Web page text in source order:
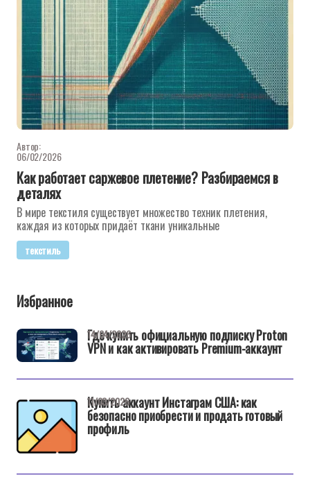
Автор:
06/02/2026
Как работает саржевое плетение? Разбираемся в
деталях
В мире текстиля существует множество техник плетения,
каждая из которых придаёт ткани уникальные
текстиль
Избранное
Где купить официальную подписку Proton
VPN и как активировать Premium-аккаунт
14/04/2026
Купить аккаунт Инстаграм США: как
безопасно приобрести и продать готовый
профиль
11/03/2026